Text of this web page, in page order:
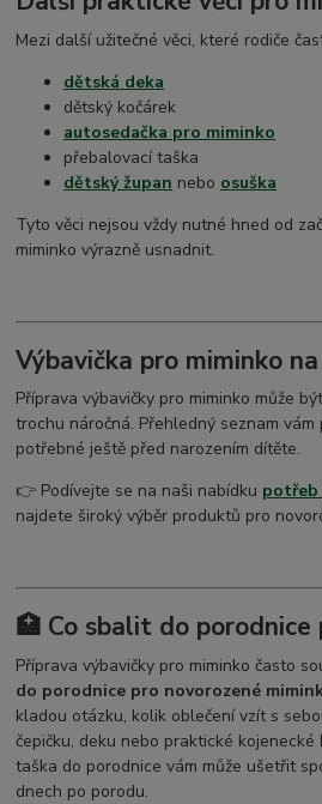
Mezi další užitečné věci, které rodiče
dětská deka
dětský kočárek
autosedačka pro miminko
přebalovací taška
dětský župan nebo osuška
Tyto věci nejsou vždy nutné hned od
miminko výrazně usnadnit.
Výbavička pro miminko
Příprava výbavičky pro miminko může
trochu náročná. Přehledný seznam vám
potřebné ještě před narozením dítěte.
👉 Podívejte se na naši nabídku potřeb
najdete široký výběr produktů pro
🏥 Co sbalit do porodnice
Příprava výbavičky pro miminko často
do porodnice pro novorozené
kladou otázku, kolik oblečení vzít s
čepičku, deku nebo praktické kojenecké
taška do porodnice vám může ušetřit
dnech po porodu.